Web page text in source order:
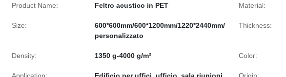
Product Name: Feltro acustico in PET Material:
Size:
600*600mm/600*1200mm/1220*2440mm/
personalizzato
Thickness:
Density: 1350 g-4000 g/m² Color: